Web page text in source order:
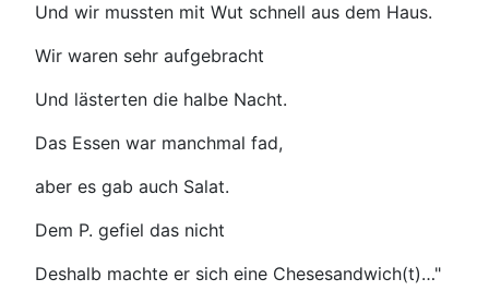
Und wir mussten mit Wut schnell aus dem Haus.
Wir waren sehr aufgebracht
Und lästerten die halbe Nacht.
Das Essen war manchmal fad,
aber es gab auch Salat.
Dem P. gefiel das nicht
Deshalb machte er sich eine Chesesandwich(t)…"